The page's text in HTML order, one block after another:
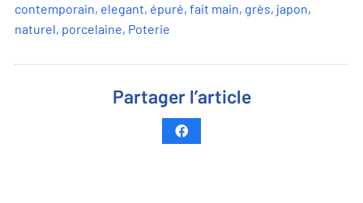
contemporain, elegant, épuré, fait main, grès, japon,
naturel, porcelaine, Poterie
Partager l’article